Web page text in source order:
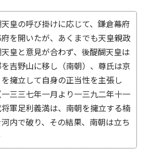
皇の呼び掛けに応じて、鎌倉幕府
を開いたが、あくまでも天皇親政
皇と意見が合わず、後醍醐天皇は
吉野山に移し（南朝）、尊氏は京
擁立して自身の正当性を主張し
三三七年一月より一三九二年十一
軍足利義満は、南朝を擁立する楠
内で破り、その結果、南朝は立ち